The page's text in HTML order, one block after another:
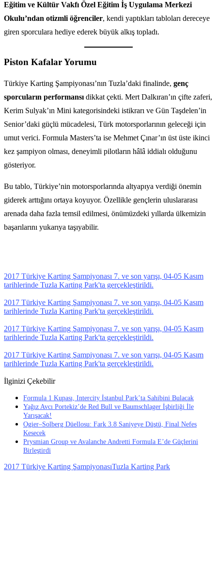
Eğitim ve Kültür Vakfı Özel Eğitim İş Uygulama Merkezi
Okulu’ndan otizmli öğrenciler, kendi yaptıkları tabloları dereceye
giren sporculara hediye ederek büyük alkış topladı.
Piston Kafalar Yorumu
Türkiye Karting Şampiyonası’nın Tuzla’daki finalinde, genç
sporcuların performansı dikkat çekti. Mert Dalkıran’ın çifte zaferi,
Kerim Sulyak’ın Mini kategorisindeki istikrarı ve Gün Taşdelen’in
Senior’daki güçlü mücadelesi, Türk motorsporlarının geleceği için
umut verici. Formula Masters’ta ise Mehmet Çınar’ın üst üste ikinci
kez şampiyon olması, deneyimli pilotların hâlâ iddialı olduğunu
gösteriyor.
Bu tablo, Türkiye’nin motorsporlarında altyapıya verdiği önemin
giderek arttığını ortaya koyuyor. Özellikle gençlerin uluslararası
arenada daha fazla temsil edilmesi, önümüzdeki yıllarda ülkemizin
başarılarını yukarıya taşıyabilir.
2017 Türkiye Karting Şampiyonası 7. ve son yarışı, 04-05 Kasım
tarihlerinde Tuzla Karting Park'ta gerçekleştirildi.
2017 Türkiye Karting Şampiyonası 7. ve son yarışı, 04-05 Kasım
tarihlerinde Tuzla Karting Park'ta gerçekleştirildi.
2017 Türkiye Karting Şampiyonası 7. ve son yarışı, 04-05 Kasım
tarihlerinde Tuzla Karting Park'ta gerçekleştirildi.
2017 Türkiye Karting Şampiyonası 7. ve son yarışı, 04-05 Kasım
tarihlerinde Tuzla Karting Park'ta gerçekleştirildi.
İlginizi Çekebilir
Formula 1 Kupası, Intercity İstanbul Park’ta Sahibini Bulacak
Yağız Avcı Portekiz’de Red Bull ve Baumschlager İşbirliği İle
Yarışacak!
Ogier–Solberg Düellosu: Fark 3.8 Saniyeye Düştü, Final Nefes
Kesecek
Prysmian Group ve Avalanche Andretti Formula E’de Güçlerini
Birleştirdi
2017 Türkiye Karting ŞampiyonasıTuzla Karting Park